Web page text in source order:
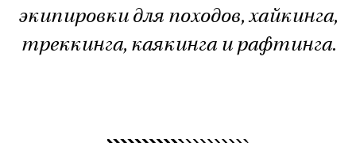
экипировки для походов, хайкинга,
треккинга, каякинга и рафтинга.